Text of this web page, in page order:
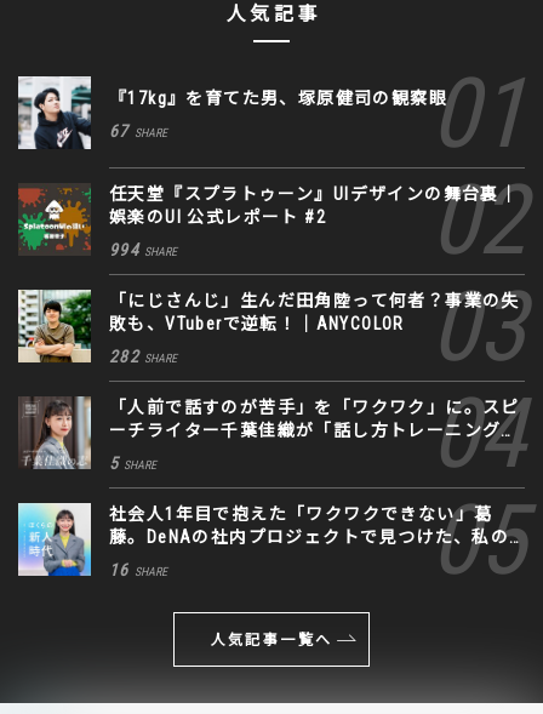
人気記事
『17kg』を育てた男、塚原健司の観察眼
67 SHARE
任天堂『スプラトゥーン』UIデザインの舞台裏｜
娯楽のUI 公式レポート #2
994 SHARE
「にじさんじ」生んだ田角陸って何者？事業の失
敗も、VTuberで逆転！｜ANYCOLOR
282 SHARE
「人前で話すのが苦手」を「ワクワク」に。スピ
ーチライター千葉佳織が「話し方トレーニング」
に込めた思い
5 SHARE
社会人1年目で抱えた「ワクワクできない」葛
藤。DeNAの社内プロジェクトで見つけた、私の
生きる道
16 SHARE
人気記事一覧へ